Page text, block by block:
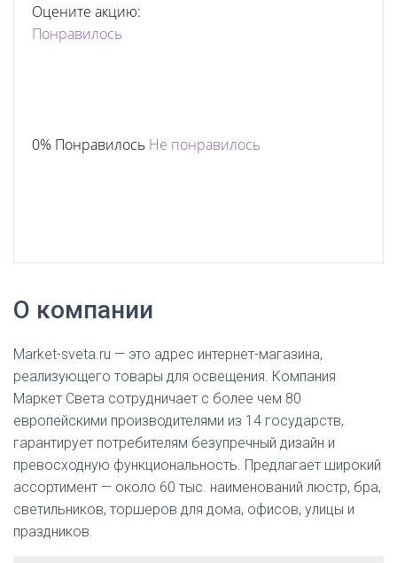
Оцените акцию:
Понравилось
0% Понравилось Не понравилось
О компании
Market-sveta.ru — это адрес интернет-магазина,
реализующего товары для освещения. Компания
Маркет Света сотрудничает с более чем 80
европейскими производителями из 14 государств,
гарантирует потребителям безупречный дизайн и
превосходную функциональность. Предлагает широкий
ассортимент — около 60 тыс. наименований люстр, бра,
светильников, торшеров для дома, офисов, улицы и
праздников.